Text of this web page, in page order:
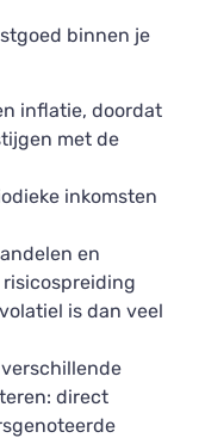
binnen je
inflatie, doordat
met de
inkomsten
en
is dan veel
direct